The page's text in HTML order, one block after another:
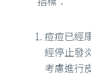
痘痘已經
經停止發
考慮進行